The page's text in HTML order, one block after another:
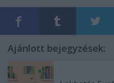
Ajánlott bejegyzések: